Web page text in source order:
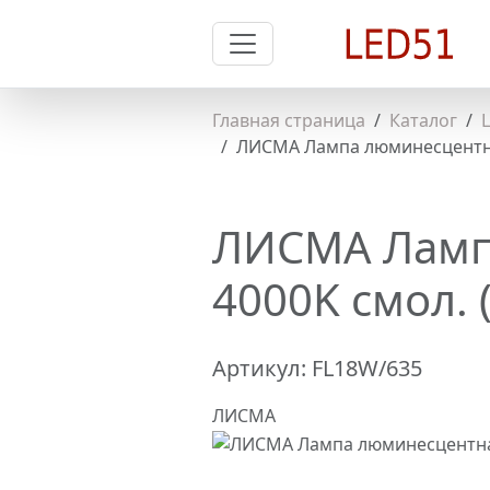
Главная страница Каталог
ЛИСМА Лампа
ЛИСМА
4000K смол.
Артикул: FL18W/635
ЛИСМА